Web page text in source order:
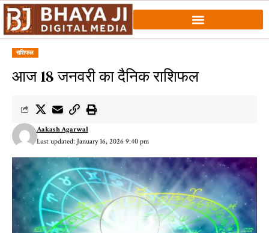
राशिफल
आज 18 जनवरी का दैनिक राशिफल
Last updated: January 16, 2026 9:40 pm
Aakash Agarwal